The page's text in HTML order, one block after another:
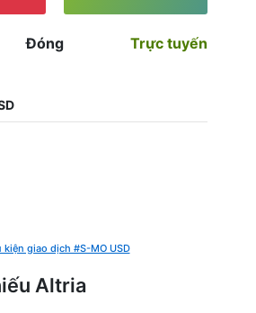
Altria
Đóng Trực tuyến
kiện giao dịch #S-MO USD